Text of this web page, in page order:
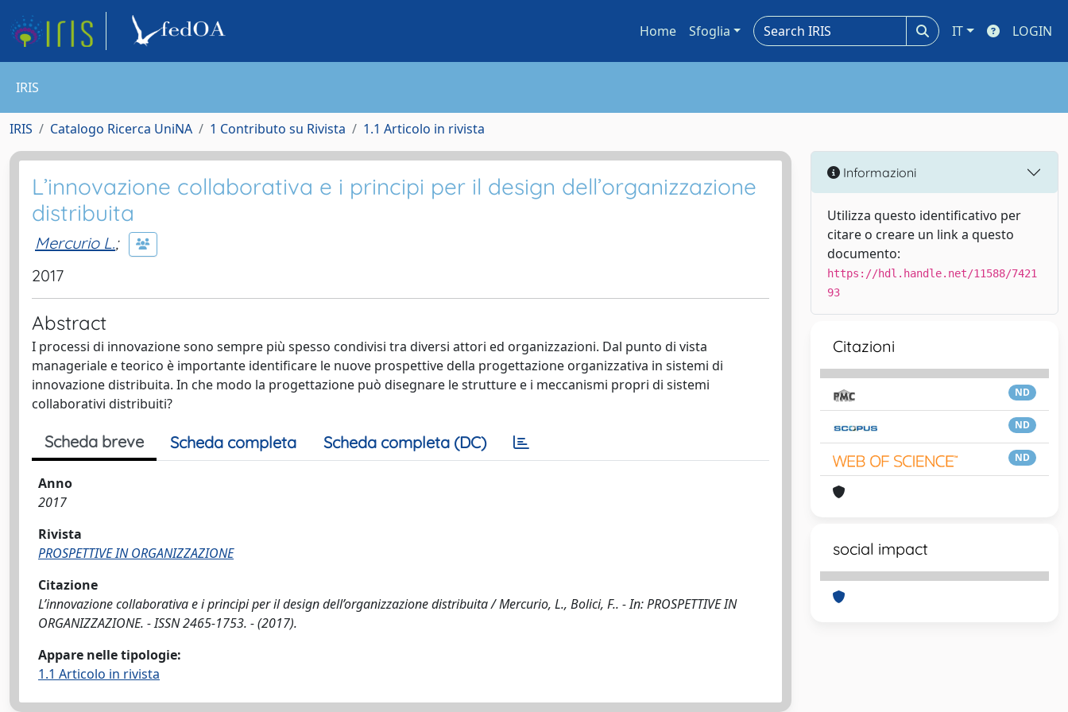
Home Sfoglia IT LOGIN
IRIS
IRIS Catalogo Ricerca UniNA 1 Contributo su Rivista 1.1 Articolo in rivista
L’innovazione collaborativa e i principi per il design dell’organizzazione
distribuita
Mercurio L.;
2017
Abstract
I processi di innovazione sono sempre più spesso condivisi tra diversi attori ed organizzazioni. Dal punto di vista
manageriale e teorico è importante identificare le nuove prospettive della progettazione organizzativa in sistemi di
innovazione distribuita. In che modo la progettazione può disegnare le strutture e i meccanismi propri di sistemi
collaborativi distribuiti?
Scheda breve Scheda completa Scheda completa (DC)
Anno
2017
Rivista
PROSPETTIVE IN ORGANIZZAZIONE
Citazione
L’innovazione collaborativa e i principi per il design dell’organizzazione distribuita / Mercurio, L., Bolici, F.. - In: PROSPETTIVE IN
ORGANIZZAZIONE. - ISSN 2465-1753. - (2017).
Appare nelle tipologie:
1.1 Articolo in rivista
Informazioni
Utilizza questo identificativo per
citare o creare un link a questo
documento:
https://hdl.handle.net/11588/7421
93
Citazioni
ND
ND
ND
social impact